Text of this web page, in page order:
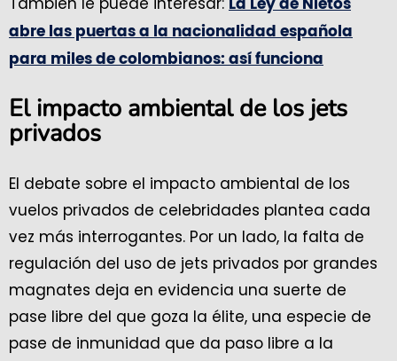
La Ley de Nietos
abre las puertas a la nacionalidad española
para miles de colombianos: así funciona
El impacto ambiental de los jets
privados
El debate sobre el impacto ambiental de los
vuelos privados de celebridades plantea cada
vez más interrogantes. Por un lado, la falta de
regulación del uso de jets privados por grandes
magnates deja en evidencia una suerte de
pase libre del que goza la élite, una especie de
pase de inmunidad que da paso libre a la